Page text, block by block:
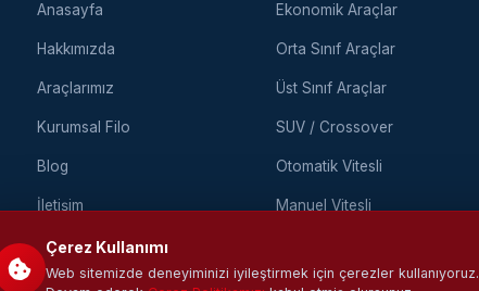
Anasayfa
Hakkımızda
Araçlarımız
Kurumsal Filo
Blog
İletişim
Ekonomik Araçlar
Orta Sınıf Araçlar
Üst Sınıf Araçlar
SUV / Crossover
Otomatik Vitesli
Manuel Vitesli
Çerez Kullanımı
Web sitemizde deneyiminizi iyileştirmek için çerezler kullanıyoruz.